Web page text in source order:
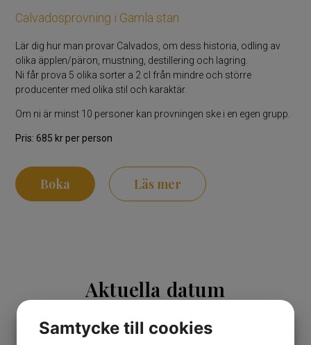
Calvadosprovning i Gamla stan
Lär dig hur man provar Calvados, om dess historia, odling av
olika äpplen/päron, mustning, destillering och lagring.
Ni får prova 5 olika sorter a 2 cl från mindre och större
producenter med olika stil och karaktär.
Om ni är minst 10 personer kan provningen ske i en egen grupp.
Pris: 685 kr per person
Boka Läs mer
Aktuella datum
Samtycke till cookies